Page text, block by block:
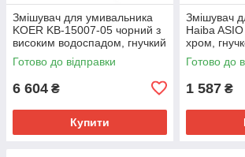
Змішувач для умивальника
KOER KB-15007-05 чорний з
високим водоспадом, гнучкий
підвід. (KR3449)
Готово до відправки
6 604 ₴
Купити
Змішувач
Haiba
хром,
см
Готово до
1 587 ₴